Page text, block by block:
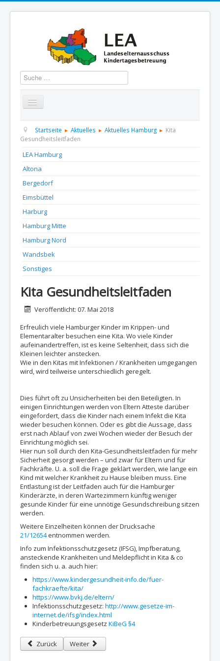
Suchen
Startseite Über uns Aktuelles Termine
Informationen
Kontakt
Startseite Aktuelles Aktuelles Hamburg
Kita
Gesundheitsleitfaden
LEA Hamburg
Altona
Bergedorf
Eimsbüttel
Harburg
Hamburg Mitte
Hamburg Nord
Wandsbek
Sonstiges
Kita Gesundheitsleitfaden
DetailsVeröffentlicht: 07. Mai 2018
Erfreulich viele Hamburger Kinder im Krippen- und
Elementaralter besuchen eine Kita. Wo viele Kinder
aufeinandertreffen, ist es keine Seltenheit, dass sich die
Kleinen leichter anstecken.
Wie in den Kitas mit Infektionen / Krankheiten umgegangen
wird, wird teilweise unterschiedlich geregelt.
Dies führt oft zu Unsicherheiten bei den Beteiligten. In
einigen Einrichtungen werden von Eltern Atteste darüber
eingefordert, dass die Kinder nach einem Infekt die Kita
wieder besuchen können. Oder es gibt die Aussage, dass
erst nach Ablauf von zwei Wochen wieder der Besuch der
Einrichtung möglich sei.
Hier nun soll durch den Kita-Gesundheitsleitfaden für mehr
Sicherheit gesorgt werden – und zwar für Eltern und für
Fachkräfte. U. a. soll die Frage geklärt werden, wie lange ein
Kind mit welcher Krankheit zu Hause bleiben muss. Eine
Entlastung ist der Leitfaden auch für die Hamburger
Kinderärzte, in deren Wartezimmern künftig weniger
gesunde Kinder für eine unnötige Gesundschreibung sitzen
werden.
Weitere Einzelheiten können der Drucksache
21/12654entnommen werden.
Info zum Infektionsschutzgesetz (IFSG), Impfberatung,
ansteckende Krankheiten und Meldepflicht in Kita & co
finden sich u. a. auch hier:
https://www.kindergesundheit-info.de/fuer-
fachkraefte/kita/
https://www.bvkj.de/eltern/
Infektionsschutzgesetz: http://www.gesetze-im-
internet.de/ifsg/index.html
Kinderbetreuungsgesetz KiBeG §4
Vorheriger Beitrag: Gute Kita Gesetz und Fachkräfteoffensive
Zurück Nächster Beitrag: 14.05.2018 - Tag der
Weiter